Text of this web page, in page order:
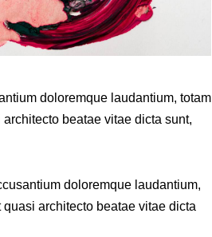
doloremque laudantium, totam
beatae vitae dicta sunt,
doloremque laudantium,
architecto beatae vitae dicta